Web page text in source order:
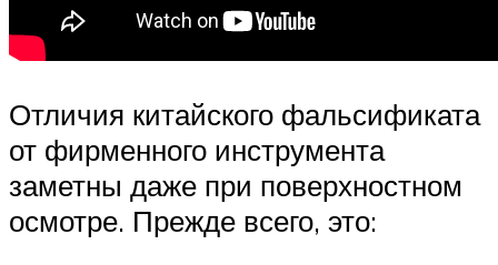
Отличия китайского фальсификата
от фирменного инструмента
заметны даже при поверхностном
осмотре. Прежде всего, это: